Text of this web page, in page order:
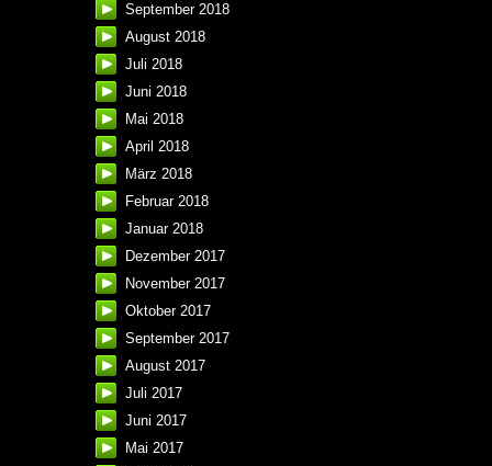
September 2018
August 2018
Juli 2018
Juni 2018
Mai 2018
April 2018
März 2018
Februar 2018
Januar 2018
Dezember 2017
November 2017
Oktober 2017
September 2017
August 2017
Juli 2017
Juni 2017
Mai 2017